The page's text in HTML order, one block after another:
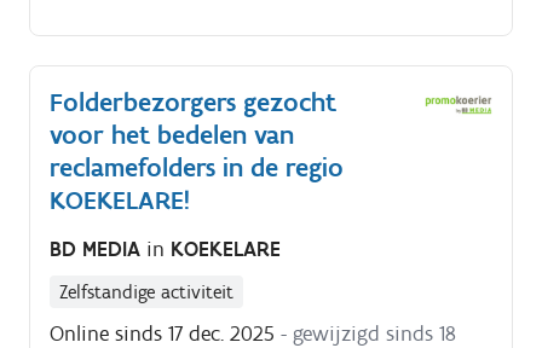
Je kiest daarbij zelf hoe je dat doet (met de fiets, te
voet, bromfiets, … ) De folderpakketten moeten
tussen zondagochtend en dinsdagavond in de
brievenbussen belanden Je kiest binnen die
tijdspanne zelf wanneer je de pakketten rondbrengt
eigen beschikbaarheid De opdracht is in zelfstandig
wordt tijdens een gesprek in het dichtstbijzijnde
kantoor of via een videocall gegeven.
Folderbezorgers gezocht
voor het bedelen van
reclamefolders in de regio
KOEKELARE!
BD MEDIA in KOEKELARE
Zelfstandige activiteit
Online sinds 17 dec. 2025 - gewijzigd sinds 18